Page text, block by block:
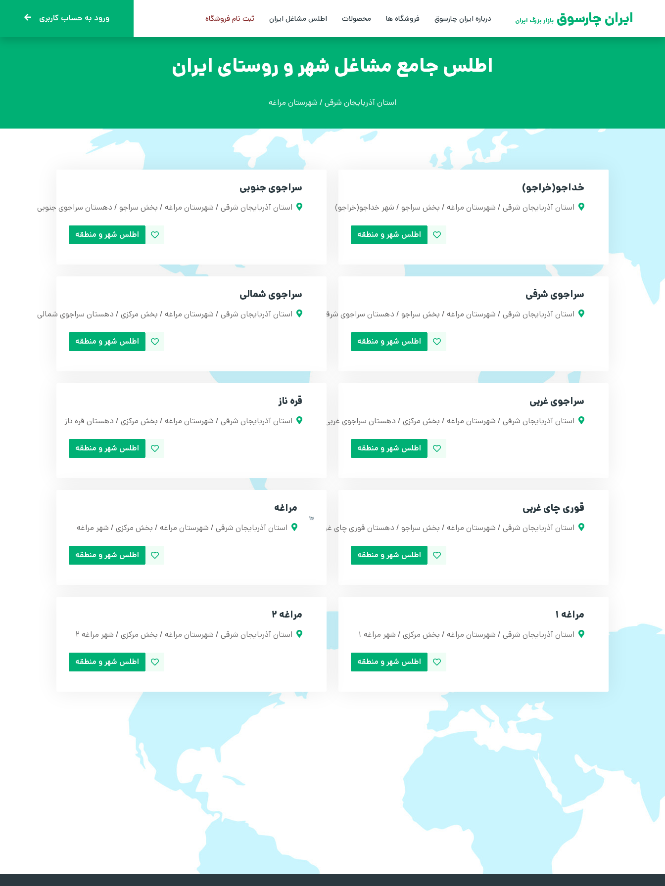
ایران چارسوق بازار بزرگ ایران درباره ایران چارسوق فروشگاه ها محصولات اطلس مشاغل ایران ثبت نام فروشگاه ورود به حساب کاربری
اطلس جامع مشاغل شهر و روستای ایران
استان آذربایجان شرقی / شهرستان مراغه
خداجو(خراجو)
استان آذربایجان شرقی / شهرستان مراغه / بخش سراجو / شهر خداجو(خراجو)
اطلس شهر و منطقه
سراجوی جنوبی
استان آذربایجان شرقی / شهرستان مراغه / بخش سراجو / دهستان سراجوی جنوبی
اطلس شهر و منطقه
سراجوی شرقی
استان آذربایجان شرقی / شهرستان مراغه / بخش سراجو / دهستان سراجوی شرقی
اطلس شهر و منطقه
سراجوی شمالی
استان آذربایجان شرقی / شهرستان مراغه / بخش مرکزی / دهستان سراجوی شمالی
اطلس شهر و منطقه
سراجوی غربی
استان آذربایجان شرقی / شهرستان مراغه / بخش مرکزی / دهستان سراجوی غربی
اطلس شهر و منطقه
قره ناز
استان آذربایجان شرقی / شهرستان مراغه / بخش مرکزی / دهستان قره ناز
اطلس شهر و منطقه
قوری چای غربی
استان آذربایجان شرقی / شهرستان مراغه / بخش سراجو / دهستان قوری چای غربی
اطلس شهر و منطقه
مراغه
استان آذربایجان شرقی / شهرستان مراغه / بخش مرکزی / شهر مراغه
اطلس شهر و منطقه
مراغه 1
استان آذربایجان شرقی / شهرستان مراغه / بخش مرکزی / شهر مراغه 1
اطلس شهر و منطقه
مراغه 2
استان آذربایجان شرقی / شهرستان مراغه / بخش مرکزی / شهر مراغه 2
اطلس شهر و منطقه